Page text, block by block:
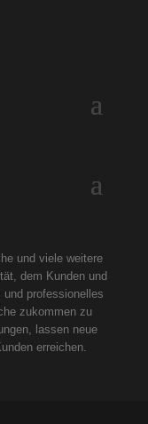
und viele weitere
dem Kunden und
professionelles
zukommen zu
lassen neue
erreichen.